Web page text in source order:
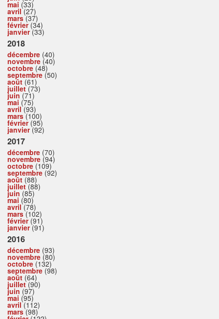
mai (33)
avril(27)
mars(37)
février(34)
janvier(33)
2018
décembre (40)
novembre (40)
octobre (48)
septembre (50)
août (61)
juillet(73)
juin (71)
mai (75)
avril(93)
mars(100)
février(95)
janvier(92)
2017
décembre (70)
novembre (94)
octobre (109)
septembre (92)
août (88)
juillet(88)
juin (85)
mai (80)
avril(78)
mars(102)
février(91)
janvier(91)
2016
décembre (93)
novembre (80)
octobre (132)
septembre (98)
août (64)
juillet(90)
juin (97)
mai (95)
avril(112)
mars(98)